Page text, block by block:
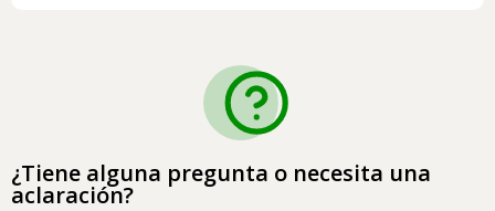
¿Tiene alguna pregunta o necesita una
aclaración?